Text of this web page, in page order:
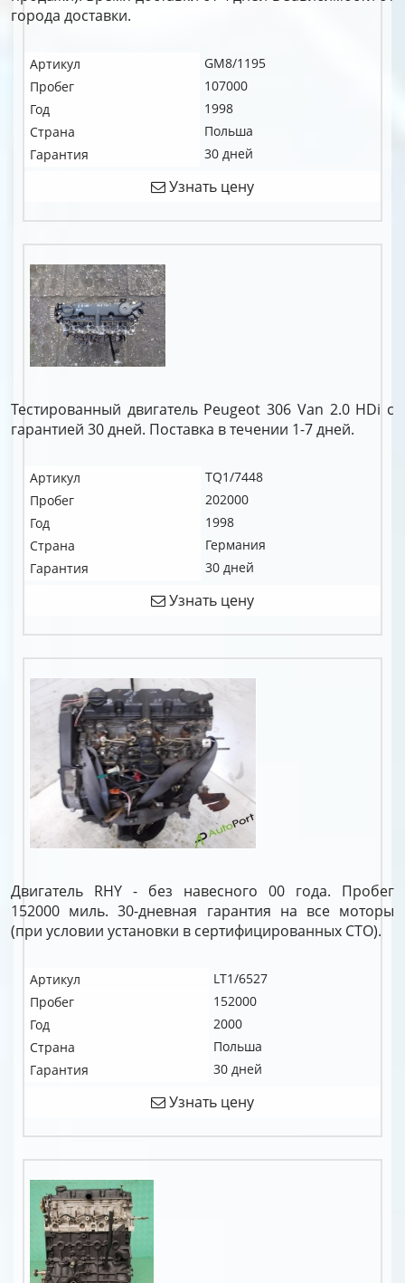
города доставки.
Артикул
GM8/1195
Пробег
107000
Год
1998
Страна
Польша
Гарантия
30 дней
Узнать цену
Тестированный двигатель Peugeot 306 Van 2.0 HDi c
гарантией 30 дней. Поставка в течении 1-7 дней.
Артикул
TQ1/7448
Пробег
202000
Год
1998
Страна
Германия
Гарантия
30 дней
Узнать цену
Двигатель RHY - без навесного 00 года. Пробег
152000 миль. 30-дневная гарантия на все моторы
(при условии установки в сертифицированных СТО).
Артикул
LT1/6527
Пробег
152000
Год
2000
Страна
Польша
Гарантия
30 дней
Узнать цену